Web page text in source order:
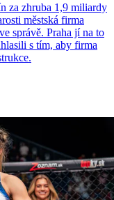
za zhruba 1,9 miliardy
městská firma
správě. Praha jí na to
s tím, aby firma